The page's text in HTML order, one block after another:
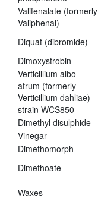
Valifenalate (formerly
Valiphenal)
Diquat (dibromide)
Dimoxystrobin
Verticillium albo-
atrum (formerly
Verticillium dahliae)
strain WCS850
Dimethyl disulphide
Vinegar
Dimethomorph
Dimethoate
Waxes